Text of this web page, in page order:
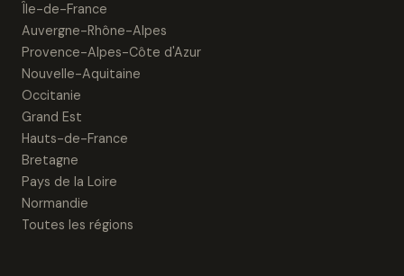
Île-de-France
Auvergne-Rhône-Alpes
Provence-Alpes-Côte d'Azur
Nouvelle-Aquitaine
Occitanie
Grand Est
Hauts-de-France
Bretagne
Pays de la Loire
Normandie
Toutes les régions